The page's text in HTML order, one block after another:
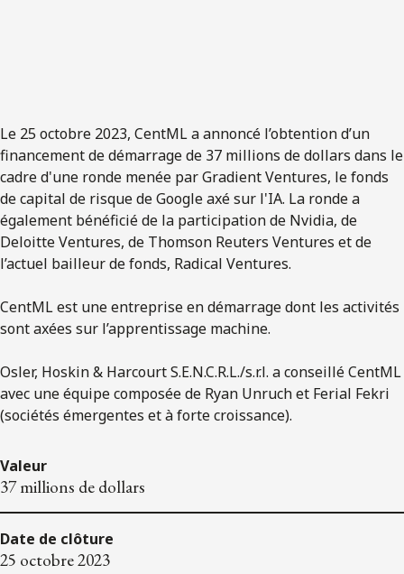
Le 25 octobre 2023, CentML a annoncé l’obtention d’un
financement de démarrage de 37 millions de dollars dans le
cadre d'une ronde menée par Gradient Ventures, le fonds
de capital de risque de Google axé sur l'IA. La ronde a
également bénéficié de la participation de Nvidia, de
Deloitte Ventures, de Thomson Reuters Ventures et de
l’actuel bailleur de fonds, Radical Ventures.
CentML est une entreprise en démarrage dont les activités
sont axées sur l’apprentissage machine.
Osler, Hoskin & Harcourt S.E.N.C.R.L./s.r.l. a conseillé CentML
avec une équipe composée de Ryan Unruch et Ferial Fekri
(sociétés émergentes et à forte croissance).
Valeur
37 millions de dollars
Date de clôture
25 octobre 2023